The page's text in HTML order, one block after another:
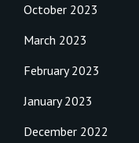
October 2023
March 2023
February 2023
January 2023
December 2022